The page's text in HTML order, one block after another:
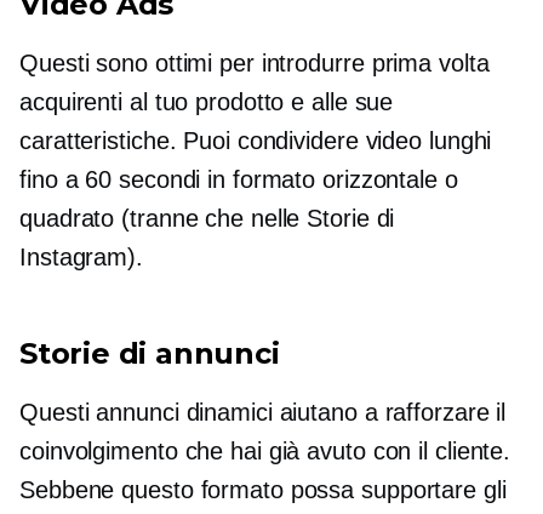
Questi sono ottimi per introdurre prima volta
acquirenti al tuo prodotto e alle sue
caratteristiche. Puoi condividere video lunghi
fino a 60 secondi in formato orizzontale o
quadrato (tranne che nelle Storie di
Instagram).
Storie di annunci
Questi annunci dinamici aiutano a rafforzare il
coinvolgimento che hai già avuto con il cliente.
Sebbene questo formato possa supportare gli